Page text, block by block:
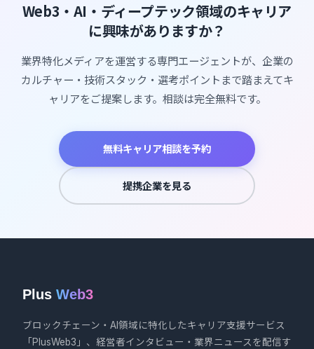
Web3・AI・ディープテック領域のキャリア
に興味がありますか？
業界特化メディアを運営する専門エージェントが、企業の
カルチャー・技術スタック・選考ポイントまで踏まえてキ
ャリアをご提案します。相談は完全無料です。
無料キャリア相談を予約
提携企業を見る
Plus Web3
ブロックチェーン・AI領域に特化したキャリア支援サービス
「PlusWeb3」、経営者インタビュー・業界ニュースを配信す